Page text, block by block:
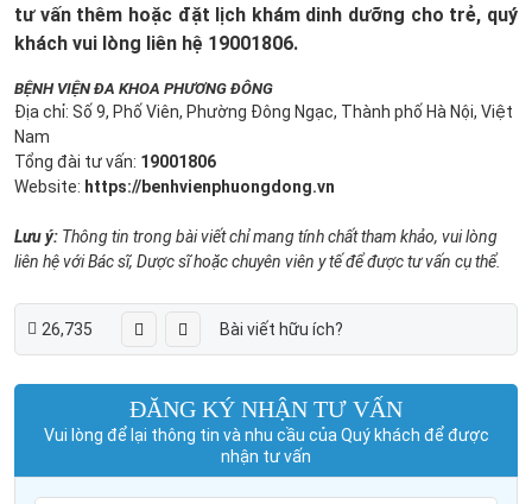
tư vấn thêm hoặc đặt lịch khám dinh dưỡng cho trẻ, quý
khách vui lòng liên hệ 19001806.
BỆNH VIỆN ĐA KHOA PHƯƠNG ĐÔNG
Địa chỉ: Số 9, Phố Viên, Phường Đông Ngạc, Thành phố Hà Nội, Việt
Nam
Tổng đài tư vấn: 19001806
Website: https://benhvienphuongdong.vn
Lưu ý: Thông tin trong bài viết chỉ mang tính chất tham khảo, vui lòng
liên hệ với Bác sĩ, Dược sĩ hoặc chuyên viên y tế để được tư vấn cụ thể.
26,735 Bài viết hữu ích?
ĐĂNG KÝ NHẬN TƯ VẤN
Vui lòng để lại thông tin và nhu cầu của Quý khách để được
nhận tư vấn